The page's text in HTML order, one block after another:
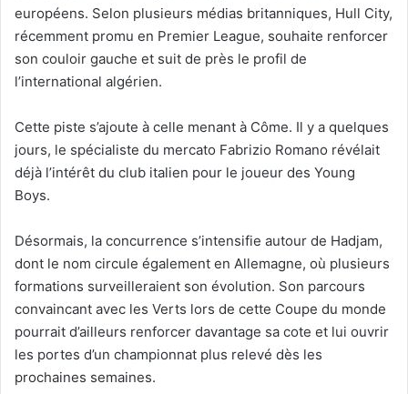
européens. Selon plusieurs médias britanniques, Hull City,
récemment promu en Premier League, souhaite renforcer
son couloir gauche et suit de près le profil de
l’international algérien.
Cette piste s’ajoute à celle menant à Côme. Il y a quelques
jours, le spécialiste du mercato Fabrizio Romano révélait
déjà l’intérêt du club italien pour le joueur des Young
Boys.
Désormais, la concurrence s’intensifie autour de Hadjam,
dont le nom circule également en Allemagne, où plusieurs
formations surveilleraient son évolution. Son parcours
convaincant avec les Verts lors de cette Coupe du monde
pourrait d’ailleurs renforcer davantage sa cote et lui ouvrir
les portes d’un championnat plus relevé dès les
prochaines semaines.